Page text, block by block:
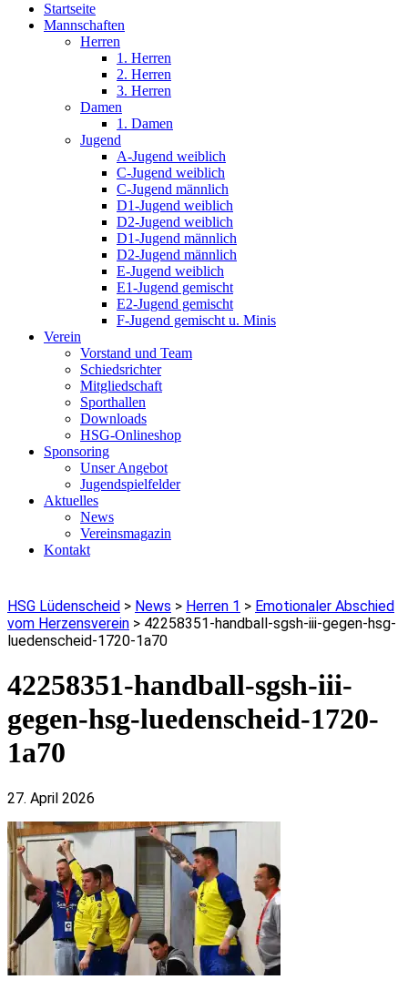
Startseite
Mannschaften
Herren
1. Herren
2. Herren
3. Herren
Damen
1. Damen
Jugend
A-Jugend weiblich
C-Jugend weiblich
C-Jugend männlich
D1-Jugend weiblich
D2-Jugend weiblich
D1-Jugend männlich
D2-Jugend männlich
E-Jugend weiblich
E1-Jugend gemischt
E2-Jugend gemischt
F-Jugend gemischt u. Minis
Verein
Vorstand und Team
Schiedsrichter
Mitgliedschaft
Sporthallen
Downloads
HSG-Onlineshop
Sponsoring
Unser Angebot
Jugendspielfelder
Aktuelles
News
Vereinsmagazin
Kontakt
HSG Lüdenscheid > News > Herren 1 > Emotionaler Abschied
vom Herzensverein > 42258351-handball-sgsh-iii-gegen-hsg-
luedenscheid-1720-1a70
42258351-handball-sgsh-iii-
gegen-hsg-luedenscheid-1720-
1a70
27. April 2026